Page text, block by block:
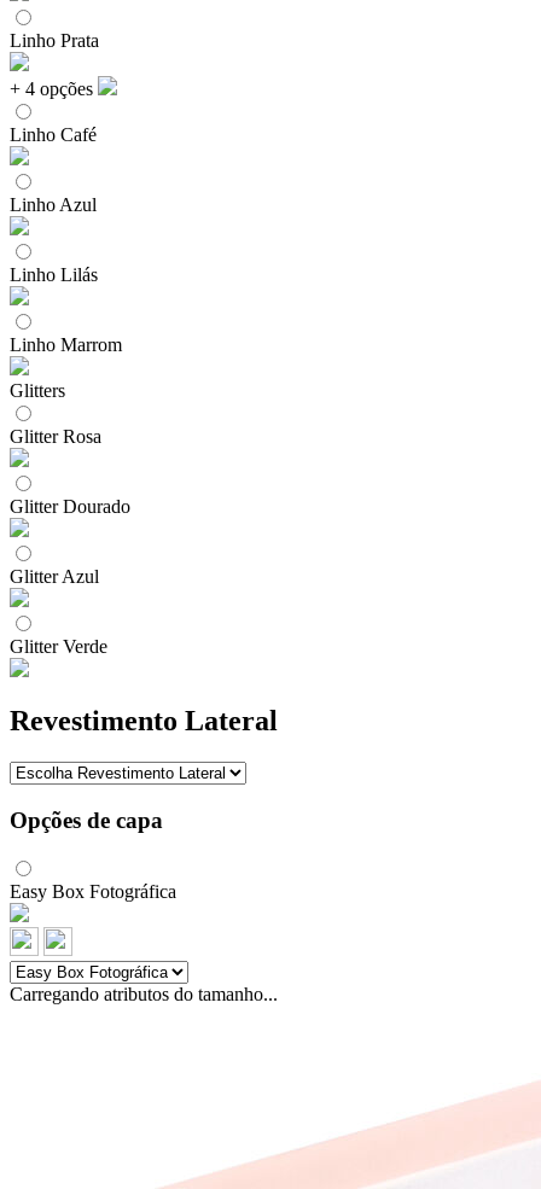
Linho Prata
+ 4 opções
Linho Café
Linho Azul
Linho Lilás
Linho Marrom
Glitters
Glitter Rosa
Glitter Dourado
Glitter Azul
Glitter Verde
Revestimento Lateral
Opções de capa
Easy Box Fotográfica
Carregando atributos do tamanho...